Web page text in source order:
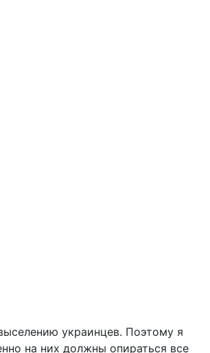
украинцев. Поэтому я
на них должны опираться все